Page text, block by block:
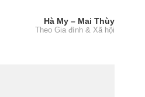
Hà My – Mai Thùy
Theo Gia đình & Xã hội